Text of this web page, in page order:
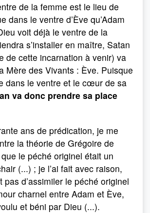
de la femme est le lieu de
dans le ventre d’Ève qu’Adam
voit déjà le ventre de la
s’installer en maître, Satan
de cette incarnation à venir) va
Mère des Vivants : Ève. Puisque
dans le ventre et le cœur de sa
va donc prendre sa place
ans de prédication, je me
la théorie de Grégoire de
le péché originel était un
(...) ; je l’ai fait avec raison,
pas d’assimiler le péché originel
charnel entre Adam et Ève,
et béni par Dieu (...).